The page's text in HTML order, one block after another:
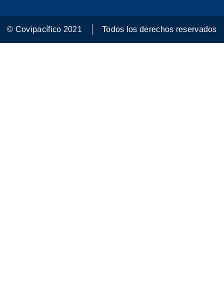
© Covipacífico 2021 Todos los derechos reservados